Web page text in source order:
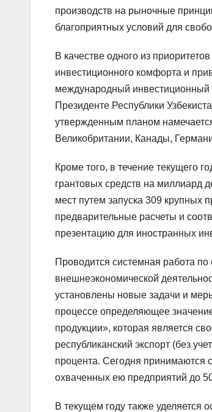
производств на рыночные
благоприятных условий для
В качестве одного из
инвестиционного комфорта и
международный инвестиционный
Президенте Республики
утвержденным планом
Великобритании, Канады,
Кроме того, в течение текущего
грантовых средств на миллиард
мест путем запуска 309 крупных
предварительные расчеты и
презентацию для иностранных
Проводится системная работа
внешнеэкономической
установлены новые задачи и
процессе определяющее
продукции», которая является
республиканский экспорт (без
процента. Сегодня
охваченных ею предприятий до
В текущем году также уделяется